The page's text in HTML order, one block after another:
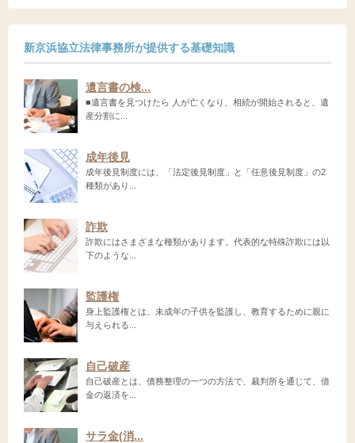
新京浜協立法律事務所が提供する基礎知識
遺言書の検...
■遺言書を見つけたら 人が亡くなり、相続が開始されると、遺
産分割に...
成年後見
成年後見制度には、「法定後見制度」と「任意後見制度」の2
種類があり...
詐欺
詐欺にはさまざまな種類があります。代表的な特殊詐欺には以
下のような...
監護権
身上監護権とは、未成年の子供を監護し、教育するために親に
与えられる...
自己破産
自己破産とは、債務整理の一つの方法で、裁判所を通じて、借
金の返済を...
サラ金(消...